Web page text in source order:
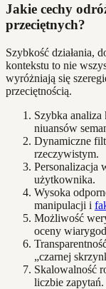
Jakie cechy
przeciętnych?
Szybkość działania,
kontekstu to nie
wyróżniają się
przeciętnością.
Szybka analiza
niuansów
Dynamiczne
rzeczywistym.
Personalizacja
użytkownika.
Wysoka
manipulacji i
Możliwość
oceny
„czarnej
Skalowalność
liczbie zapytań.